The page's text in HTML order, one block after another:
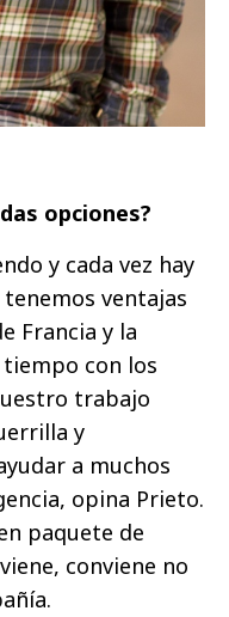
opciones?
y cada vez hay
ventajas
Francia y la
con los
trabajo
y
a muchos
opina Prieto.
paquete de
conviene no